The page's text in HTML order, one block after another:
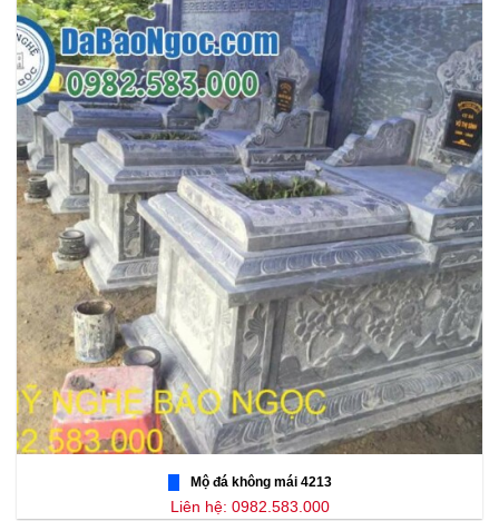
Mộ đá không mái 4213
Liên hệ: 0982.583.000